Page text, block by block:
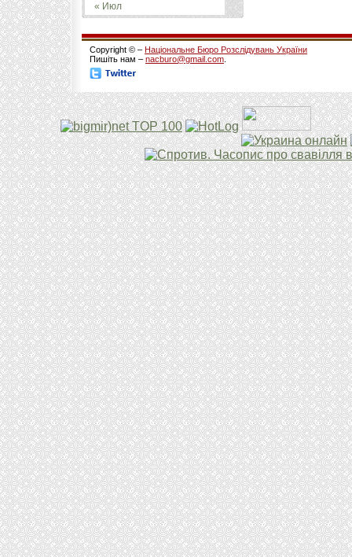
« Июл
Copyright © – Національне Бюро Розслідувань України
Пишіть нам – nacburo@gmail.com